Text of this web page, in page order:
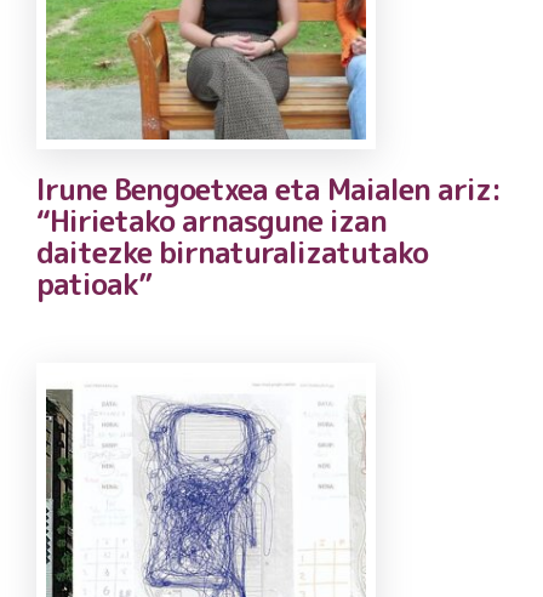
Irune Bengoetxea eta Maialen ariz:
“Hirietako arnasgune izan
daitezke birnaturalizatutako
patioak”